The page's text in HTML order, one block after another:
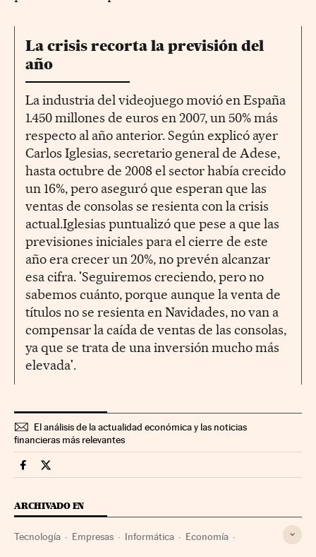
La crisis recorta la previsión del
año
La industria del videojuego movió en España
1.450 millones de euros en 2007, un 50% más
respecto al año anterior. Según explicó ayer
Carlos Iglesias, secretario general de Adese,
hasta octubre de 2008 el sector había crecido
un 16%, pero aseguró que esperan que las
ventas de consolas se resienta con la crisis
actual.Iglesias puntualizó que pese a que las
previsiones iniciales para el cierre de este
año era crecer un 20%, no prevén alcanzar
esa cifra. 'Seguiremos creciendo, pero no
sabemos cuánto, porque aunque la venta de
títulos no se resienta en Navidades, no van a
compensar la caída de ventas de las consolas,
ya que se trata de una inversión mucho más
elevada'.
El análisis de la actualidad económica y las noticias
financieras más relevantes
Companias Cinco Días en Facebook
Companias Cinco Días en Twitter
ARCHIVADO EN
Tecnología Empresas Informática Economía